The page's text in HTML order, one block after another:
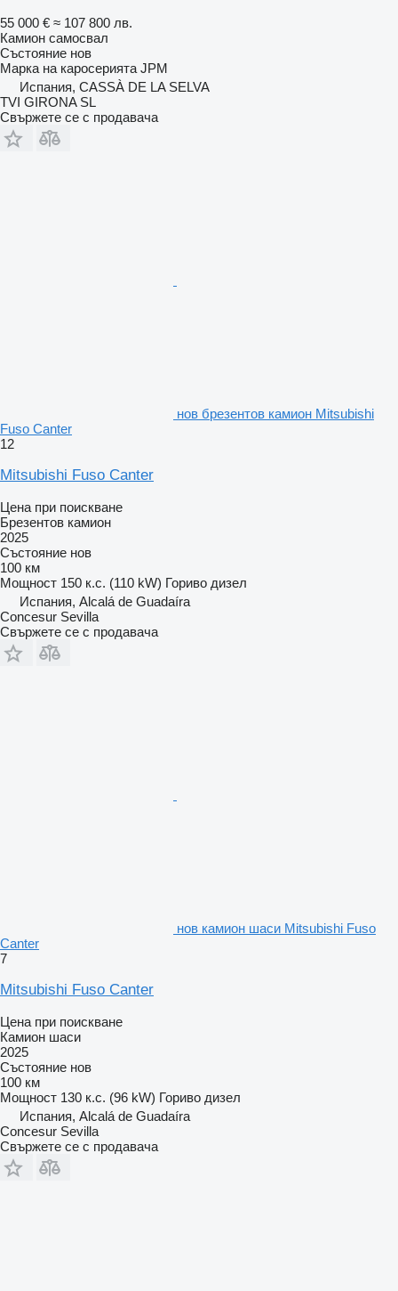
55 000 € ≈ 107 800 лв.
Камион самосвал
Състояние нов
Марка на каросерията JPM
Испания, CASSÀ DE LA SELVA
TVI GIRONA SL
Свържете се с продавача
нов брезентов камион Mitsubishi
Fuso Canter
12
Mitsubishi Fuso Canter
Цена при поискване
Брезентов камион
2025
Състояние нов
100 км
Мощност 150 к.с. (110 kW) Гориво дизел
Испания, Alcalá de Guadaíra
Concesur Sevilla
Свържете се с продавача
нов камион шаси Mitsubishi Fuso
Canter
7
Mitsubishi Fuso Canter
Цена при поискване
Камион шаси
2025
Състояние нов
100 км
Мощност 130 к.с. (96 kW) Гориво дизел
Испания, Alcalá de Guadaíra
Concesur Sevilla
Свържете се с продавача